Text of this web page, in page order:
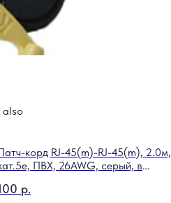
also
корд RJ-45(m)-RJ-45(m), 2.0м,
ПВХ, 26AWG, серый, в
р.